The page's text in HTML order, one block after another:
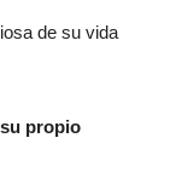
de su vida
propio